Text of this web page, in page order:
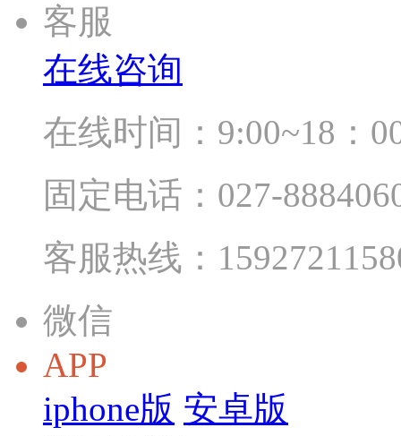
客服
在线咨询
在线时间：9:00~18：
固定电话：027-
客服热线：
微信
APP
iphone版 安卓版